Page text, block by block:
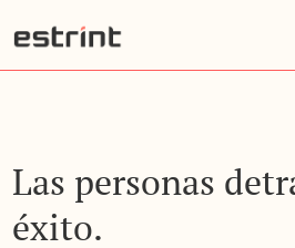
Las personas detr
éxito.